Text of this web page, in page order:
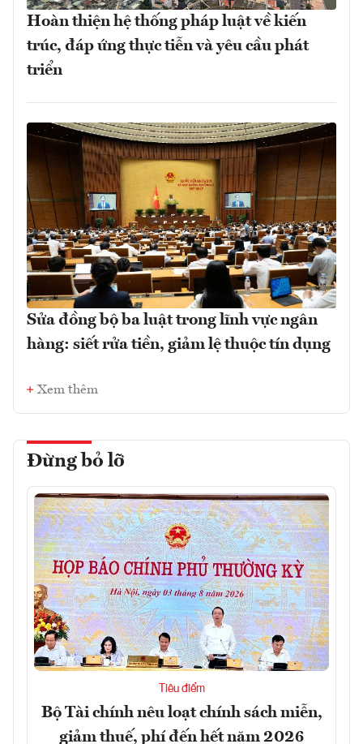
Hoàn thiện hệ thống pháp luật về kiến
trúc, đáp ứng thực tiễn và yêu cầu phát
triển
Sửa đồng bộ ba luật trong lĩnh vực ngân
hàng: siết rửa tiền, giảm lệ thuộc tín dụng
Xem thêm
Đừng bỏ lỡ
Tiêu điểm
Bộ Tài chính nêu loạt chính sách miễn,
giảm thuế, phí đến hết năm 2026